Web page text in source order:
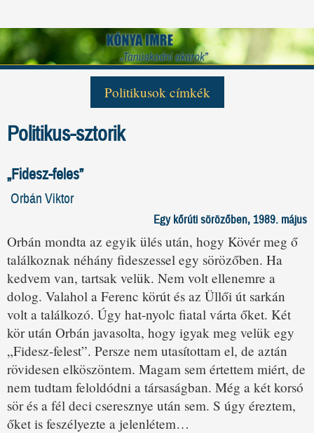
Politikusok címkék
Gulyás Gergely Helmut Kohl
Medgyessy Péter
Pozsgay Imre
Szili Katalin
Torgyán József
Politikus-sztorik
„Fidesz-feles”
Orbán Viktor
Egy kőrúti sörözőben, 1989. május
Orbán mondta az egyik ülés után, hogy Kövér meg ő
találkoznak néhány fideszessel egy sörözőben. Ha
kedvem van, tartsak velük. Nem volt ellenemre a
dolog. Valahol a Ferenc körút és az Üllői út sarkán
volt a találkozó. Úgy hat-nyolc fiatal várta őket. Két
kör után Orbán javasolta, hogy igyak meg velük egy
„Fidesz-felest”. Persze nem utasítottam el, de aztán
rövidesen elköszöntem. Magam sem értettem miért, de
nem tudtam feloldódni a társaságban. Még a két korsó
sör és a fél deci cseresznye után sem. S úgy éreztem,
őket is feszélyezte a jelenlétem…